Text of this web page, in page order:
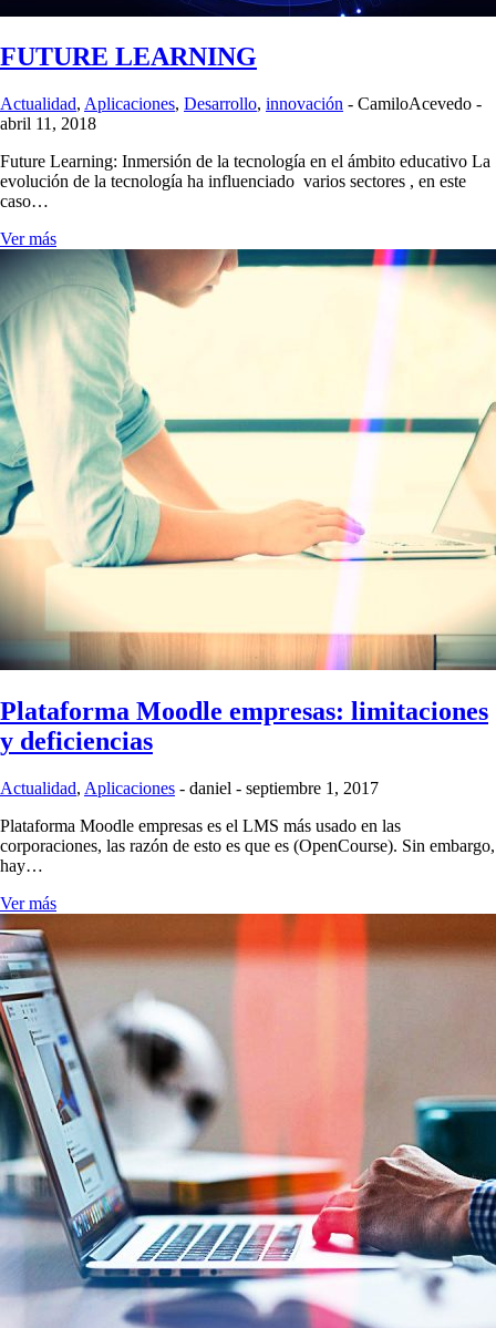
FUTURE LEARNING
Actualidad, Aplicaciones, Desarrollo, innovación - CamiloAcevedo -
abril 11, 2018
Future Learning: Inmersión de la tecnología en el ámbito educativo La
evolución de la tecnología ha influenciado varios sectores , en este
caso…
Ver más
Plataforma Moodle empresas: limitaciones
y deficiencias
Actualidad, Aplicaciones - daniel - septiembre 1, 2017
Plataforma Moodle empresas es el LMS más usado en las
corporaciones, las razón de esto es que es (OpenCourse). Sin embargo,
hay…
Ver más